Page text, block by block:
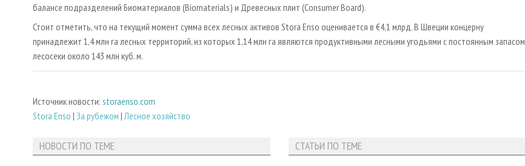
балансе подразделений Биоматериалов (Biomaterials) и Древесных плит (Consumer Board).
Стоит отметить, что на текущий момент сумма всех лесных активов Stora Enso оценивается в €4,1 млрд. В Швеции концерну
принадлежит 1,4 млн га лесных территорий, из которых 1,14 млн га являются продуктивными лесными угодьями с постоянным запасом
лесосеки около 143 млн куб. м.
Источник новости: storaenso.com
Stora Enso | За рубежом | Лесное хозяйство
НОВОСТИ ПО ТЕМЕ СТАТЬИ ПО ТЕМЕ